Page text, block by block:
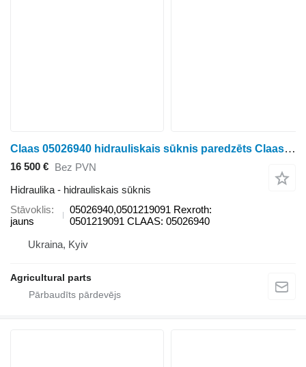
Claas 05026940 hidrauliskais sūknis paredzēts Claas Xerion/Axion/CLAAS riteņtraktora
16 500 € Bez PVN
Hidraulika - hidrauliskais sūknis
Stāvoklis
jauns
05026940,0501219091 Rexroth:
0501219091 CLAAS: 05026940
Ukraina, Kyiv
Agricultural parts